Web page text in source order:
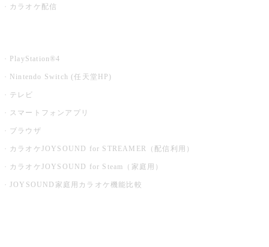
カラオケ配信
PlayStation®4
Nintendo Switch (任天堂HP)
テレビ
スマートフォンアプリ
ブラウザ
カラオケJOYSOUND for STREAMER（配信利用）
カラオケJOYSOUND for Steam（家庭用）
JOYSOUND家庭用カラオケ機能比較